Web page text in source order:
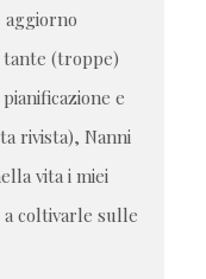
aggiorno
tante (troppe)
e
rivista), Nanni
vita i miei
coltivarle sulle